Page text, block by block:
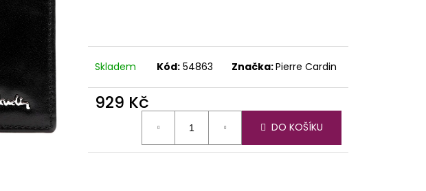
Skladem Kód: 54863 Značka:Pierre Cardin
929 Kč
DO KOŠÍKU